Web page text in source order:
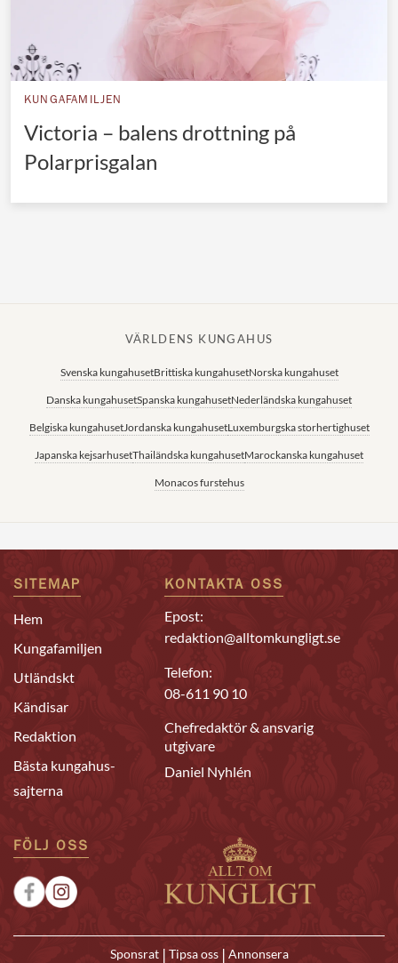
Japanska kejsarhuset
Thailändska kungahuset
Marockanska kungahuset
KUNGAFAMILJEN
Victoria – balens drottning på
Polarprisgalan
VÄRLDENS KUNGAHUS
Svenska kungahusetBrittiska kungahusetNorska kungahuset
Danska kungahusetSpanska kungahusetNederländska kungahuset
Belgiska kungahusetJordanska kungahusetLuxemburgska storhertighuset
Japanska kejsarhusetThailändska kungahusetMarockanska kungahuset
Monacos furstehus
SITEMAP
Hem
Kungafamiljen
Utländskt
Kändisar
Redaktion
Bästa kungahus-
sajterna
KONTAKTA OSS
Epost:
redaktion@alltomkungligt.se
Telefon:
08-611 90 10
Chefredaktör & ansvarig
utgivare
Daniel Nyhlén
FÖLJ OSS
Sponsrat | Tipsa oss | Annonsera